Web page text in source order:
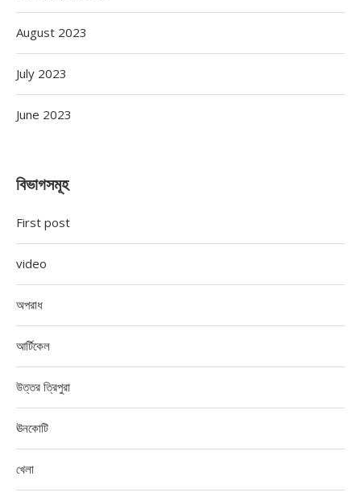
August 2023
July 2023
June 2023
বিভাগসমূহ
First post
video
অপরাধ
আর্টিকেল
উত্তর ত্রিপুরা
ঊনকোটি
খেলা